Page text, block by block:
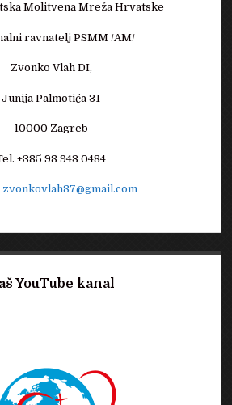
Molitvena Mreža Hrvatske
ravnatelj PSMM /AM/
Zvonko Vlah DI,
Junija Palmotića 31
10000 Zagreb
+385 98 943 0484
zvonkovlah87@gmail.com
YouTube kanal